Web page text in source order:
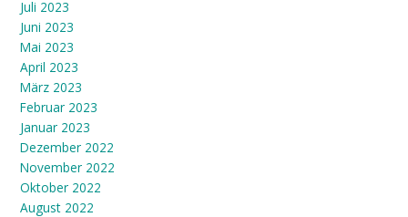
Juli 2023
Juni 2023
Mai 2023
April 2023
März 2023
Februar 2023
Januar 2023
Dezember 2022
November 2022
Oktober 2022
August 2022